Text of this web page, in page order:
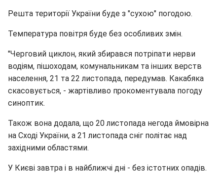
Решта території України буде з "сухою" погодою.
Температура повітря буде без особливих змін.
"Черговий циклон, який збирався потріпати нерви
водіям, пішоходам, комунальникам та інших верств
населення, 21 та 22 листопада, передумав. Какабяка
скасовується, - жартівливо прокоментувала погоду
синоптик.
Також вона додала, що 20 листопада негода ймовірна
на Сході України, а 21 листопада сніг політає над
західними областями.
У Києві завтра і в найближчі дні - без істотних опадів.